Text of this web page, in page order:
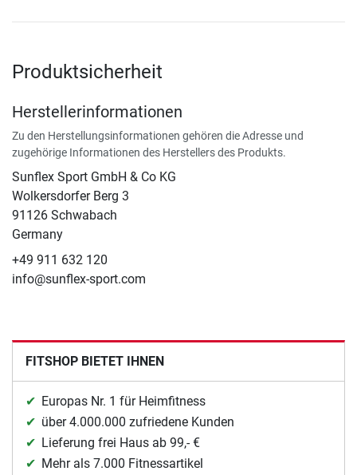
Produktsicherheit
Herstellerinformationen
Zu den Herstellungsinformationen gehören die Adresse und
zugehörige Informationen des Herstellers des Produkts.
Sunflex Sport GmbH & Co KG
Wolkersdorfer Berg 3
91126 Schwabach
Germany
+49 911 632 120
info@sunflex-sport.com
FITSHOP BIETET IHNEN
Europas Nr. 1 für Heimfitness
über 4.000.000 zufriedene Kunden
Lieferung frei Haus ab 99,- €
Mehr als 7.000 Fitnessartikel